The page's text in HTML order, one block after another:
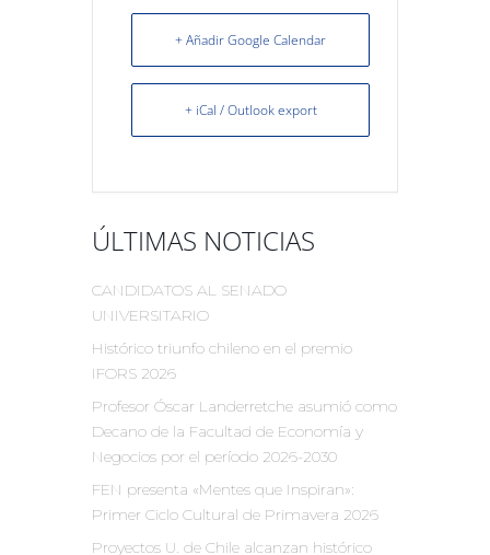
+ Añadir Google Calendar
+ iCal / Outlook export
ÚLTIMAS NOTICIAS
CANDIDATOS AL SENADO
UNIVERSITARIO
Histórico triunfo chileno en el premio
IFORS 2026
Profesor Óscar Landerretche asumió como
Decano de la Facultad de Economía y
Negocios por el período 2026-2030
FEN presenta «Mentes que Inspiran»:
Primer Ciclo Cultural de Primavera 2026
Proyectos U. de Chile alcanzan histórico